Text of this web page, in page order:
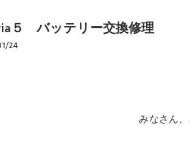
５ バッテリー交換修理
24
みなさん